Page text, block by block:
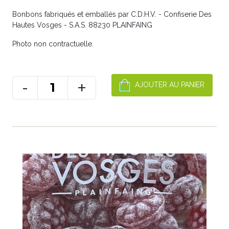
Bonbons fabriqués et emballés par C.D.H.V. - Confiserie Des
Hautes Vosges - S.A.S. 88230 PLAINFAING
Photo non contractuelle.
- + AJOUTER AU PANIER